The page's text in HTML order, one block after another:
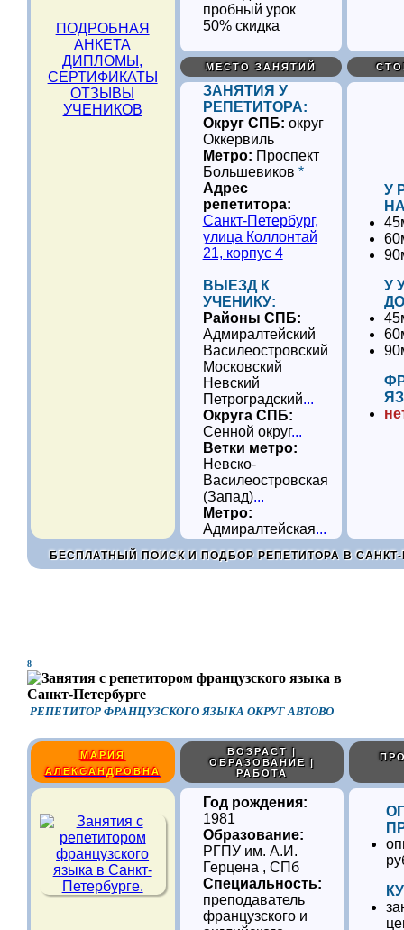
ПОДРОБНАЯ
АНКЕТА
ДИПЛОМЫ,
СЕРТИФИКАТЫ
ОТЗЫВЫ
УЧЕНИКОВ
50% скидка
МЕСТО ЗАНЯТИЙ
ЗАНЯТИЯ У
РЕПЕТИТОРА:
Округ СПБ: округ
Оккервиль
Метро: Проспект
Большевиков *
Адрес
репетитора:
Санкт-Петербург,
улица Коллонтай
21, корпус 4
ВЫЕЗД К
УЧЕНИКУ:
Районы СПБ:
Адмиралтейский
Василеостровский
Московский
Невский
Петроградский...
Округа СПБ:
Сенной округ...
Ветки метро:
Невско-
Василеостровская
(Запад)...
Метро:
Адмиралтейская...
У
У
БЕСПЛАТНЫЙ ПОИСК И ПОДБОР РЕПЕТИТОРА В САНКТ-
8
РЕПЕТИТОР ФРАНЦУЗСКОГО ЯЗЫКА ОКРУГ АВТОВО
МАРИЯ
АЛЕКСАНДРОВНА
ВОЗРАСТ |
ОБРАЗОВАНИЕ |
РАБОТА
Год рождения:
1981
Образование:
РГПУ им. А.И.
Герцена , СПб
Специальность:
преподаватель
французского и